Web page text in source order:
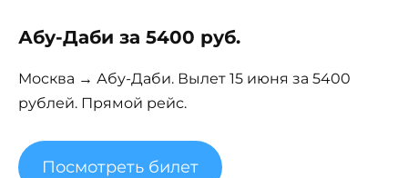
Абу-Даби за 5400 руб.
Москва → Абу-Даби. Вылет 15 июня за 5400
рублей. Прямой рейс.
Посмотреть билет